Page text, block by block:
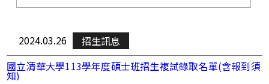
演講與活動Lecture&Activity
2024.03.26
招生訊息
國立清華大學113學年度碩士班招生複試錄取名單(含報到須
知)